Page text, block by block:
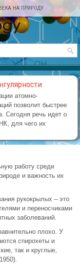
НА ПРИРОДУ
атомно-
позволит быстрее
Сегодня речь идет о
для чего их
работу среди
и важность их
рукокрылых – это
и переносчиками
заболеваний.
плохо. У
спирохеты и
так и круглые,